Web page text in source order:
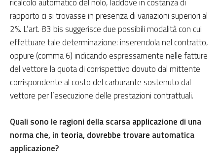
ricalcolo automatico del nolo, laddove in costanza di
rapporto ci si trovasse in presenza di variazioni superiori al
2%. L’art. 83 bis suggerisce due possibili modalità con cui
effettuare tale determinazione: inserendola nel contratto,
oppure (comma 6) indicando espressamente nelle fatture
del vettore la quota di corrispettivo dovuto dal mittente
corrispondente al costo del carburante sostenuto dal
vettore per l’esecuzione delle prestazioni contrattuali.
Quali sono le ragioni della scarsa applicazione di una
norma che, in teoria, dovrebbe trovare automatica
applicazione?